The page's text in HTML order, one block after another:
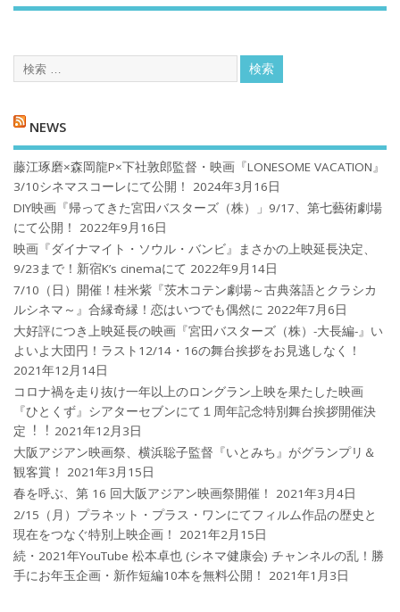
NEWS
藤江琢磨×森岡龍P×下社敦郎監督・映画『LONESOME VACATION』
3/10シネマスコーレにて公開！
2024年3月16日
DIY映画『帰ってきた宮田バスターズ（株）」9/17、第七藝術劇場
にて公開！
2022年9月16日
映画『ダイナマイト・ソウル・バンビ』まさかの上映延長決定、
9/23まで！新宿K’s cinemaにて 2022年9月14日
7/10（日）開催！桂米紫『茨木コテン劇場～古典落語とクラシカ
ルシネマ～』合縁奇縁！恋はいつでも偶然に 2022年7月6日
大好評につき上映延長の映画『宮田バスターズ（株）-大長編-』い
よいよ大団円！ラスト12/14・16の舞台挨拶をお見逃しなく！
2021年12月14日
コロナ禍を⾛り抜け⼀年以上のロングラン上映を果たした映画
『ひとくず』シアターセブンにて１周年記念特別舞台挨拶開催決
定︕︕ 2021年12月3日
大阪アジアン映画祭、横浜聡子監督『いとみち』がグランプリ＆
観客賞！
2021年3月15日
春を呼ぶ、第 16 回大阪アジアン映画祭開催！
2021年3月4日
2/15（月）プラネット・プラス・ワンにてフィルム作品の歴史と
現在をつなぐ特別上映企画！
2021年2月15日
続・2021年YouTube 松本卓也 (シネマ健康会) チャンネルの乱！勝
手にお年玉企画・新作短編10本を無料公開！
2021年1月3日